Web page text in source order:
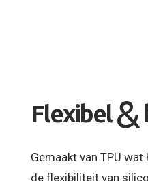
Flexibel &
Gemaakt van TPU
de flexibiliteit van